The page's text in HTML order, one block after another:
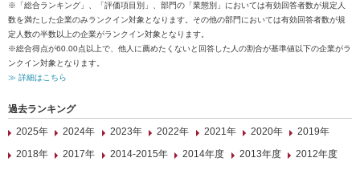
※「総合ランキング」、「評価項目別」、部門の「業態別」においては有効回答者数が規定人
数を満たした企業のみランクイン対象となります。その他の部門においては有効回答者数が規
定人数の半数以上の企業がランクイン対象となります。
※総合得点が60.00点以上で、他人に薦めたくないと回答した人の割合が基準値以下の企業がラ
ンクイン対象となります。
≫ 詳細はこちら
過去ランキング
2025年
2024年 2023年 2022年 2021年 2020年
2019年
2018年
2017年 2014-2015年 2014年度 2013年度
2012年度